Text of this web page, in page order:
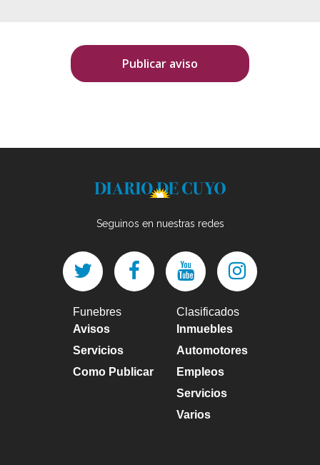
Publicar aviso
Seguinos en nuestras redes
Funebres
Avisos
Servicios
Como Publicar
Clasificados
Inmuebles
Automotores
Empleos
Servicios
Varios